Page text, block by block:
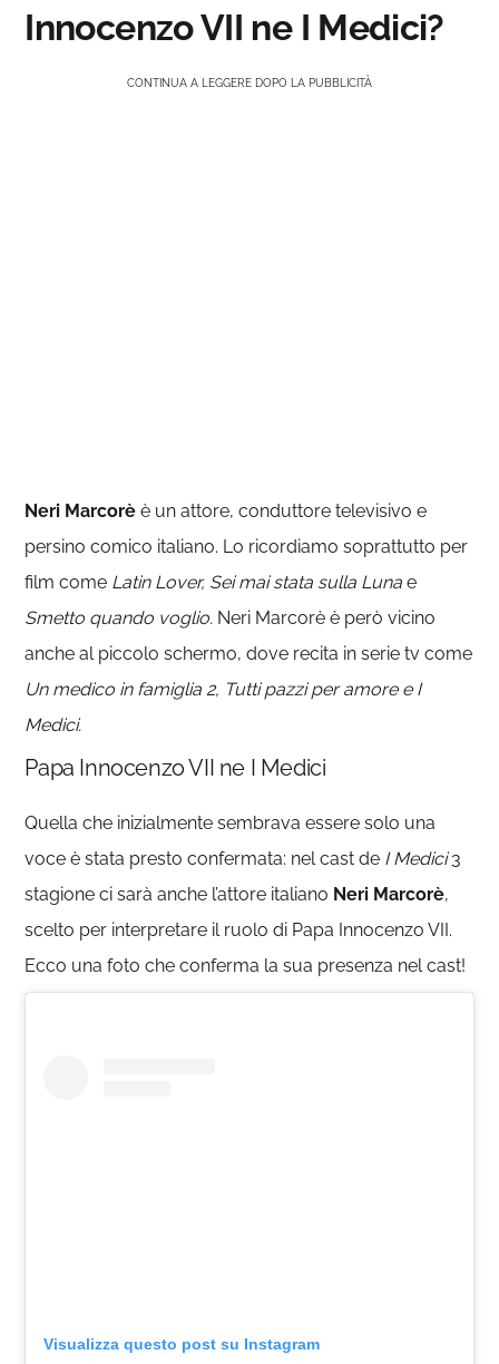
Innocenzo VII ne I Medici?
CONTINUA A LEGGERE DOPO LA PUBBLICITÀ
Neri Marcorèè un attore, conduttore televisivo e
persino comico italiano. Lo ricordiamo soprattutto per
film come Latin Lover, Sei mai stata sulla Lunae
Smetto quando voglio. Neri Marcorè è però vicino
anche al piccolo schermo, dove recita in serie tv come
Un medico in famiglia 2, Tutti pazzi per amore e I
Medici.
Papa Innocenzo VII ne I Medici
Quella che inizialmente sembrava essere solo una
voce è stata presto confermata: nel cast de I Medici3
stagione ci sarà anche l’attore italiano Neri Marcorè,
scelto per interpretare il ruolo di Papa Innocenzo VII.
Ecco una foto che conferma la sua presenza nel cast!
Visualizza questo post su Instagram